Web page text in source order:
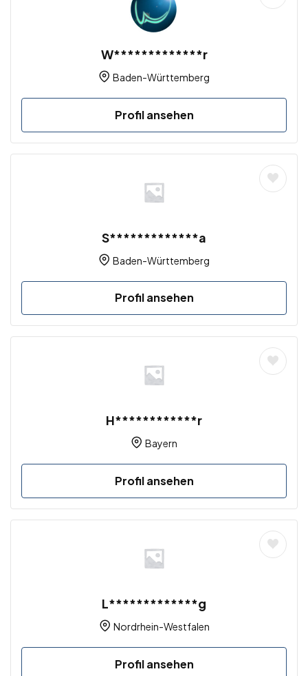
W*************r
Baden-Württemberg
Profil ansehen
S*************a
Baden-Württemberg
Profil ansehen
H************r
Bayern
Profil ansehen
L*************g
Nordrhein-Westfalen
Profil ansehen